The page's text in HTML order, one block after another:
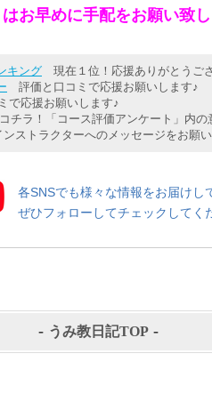
はお早めに手配をお願い致
キング 現在１位！応援ありがとうご
評価と口コミで応援お願いします♪
で応援お願いします♪
チラ！「コース評価アンケート」内の
ストラクターへのメッセージをお願
各SNSでも様々な情報をお届けし
ぜひフォローしてチェックしてく
- うみ教日記TOP -